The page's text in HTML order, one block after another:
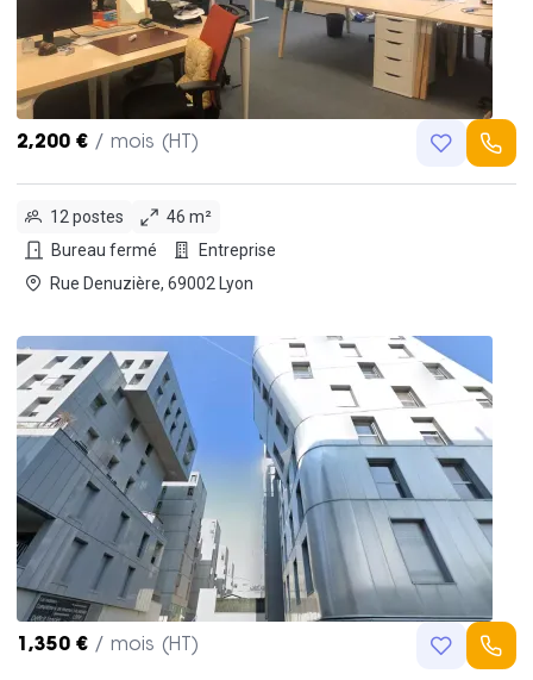
2,200 € / mois (HT)
12 postes
46 m²
Bureau fermé
Entreprise
Rue Denuzière, 69002 Lyon
1,350 € / mois (HT)